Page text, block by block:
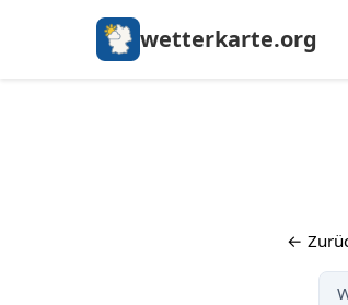
wetterkarte.org
←